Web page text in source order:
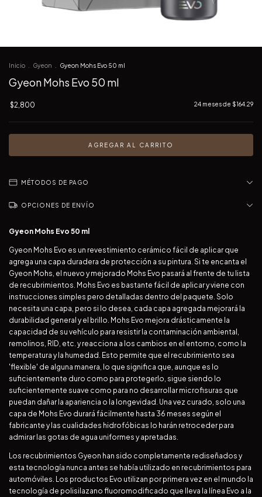
Inicio Gyeon Gyeon Mohs Evo 50 ml
Gyeon Mohs Evo 50 ml
$2,800 24 meses de $164.29
MÉTODOS DE PAGO
OPCIONES DE ENVÍO
Gyeon Mohs Evo 50 ml
Gyeon Mohs Evo es un revestimiento cerámico fácil de aplicar que
agrega una capa duradera de protección a su pintura. Si te encanta el
Gyeon Mohs, el nuevo y mejorado Mohs Evo pasará al frente de tu lista
de recubrimientos. Mohs Evo es bastante fácil de aplicar y viene con
instrucciones simples pero detalladas dentro del paquete. Solo
necesita una capa, pero si lo desea, cada capa agregada mejorará la
durabilidad general y el brillo. Mohs Evo mejora drásticamente la
capacidad de su vehículo para resistir la contaminación ambiental,
remolinos, RID, etc. y reacciona a los cambios en el entorno, como la
temperatura y la humedad. Esto permite que el recubrimiento sea
'flexible' de alguna manera, lo que significa que, aunque es lo
suficientemente duro como para protegerlo, sigue siendo lo
suficientemente suave como para no desarrollar microfisuras que
puedan dañar la apariencia o la longevidad. Una vez curado, solo una
capa de Mohs Evo durará fácilmente hasta 36 meses según el
fabricante y las cualidades hidrofóbicas lo harán retroceder para
admirar las gotas de agua uniformes y apretadas.
Los recubrimientos Gyeon han sido completamente rediseñados y
esta tecnología nunca antes se había utilizado en recubrimientos para
automóviles. Los productos Evo utilizan por primera vez en el mundo la
tecnología de polisilazano fluoromodificado que lleva la línea Evo a la